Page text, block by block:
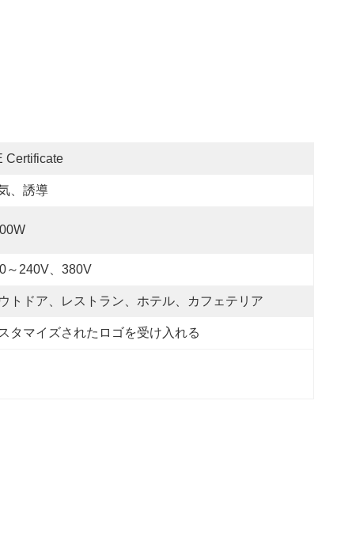
Certificate
、誘導
～240V、380V
トドア、レストラン、ホテル、カフェテリア
タマイズされたロゴを受け入れる